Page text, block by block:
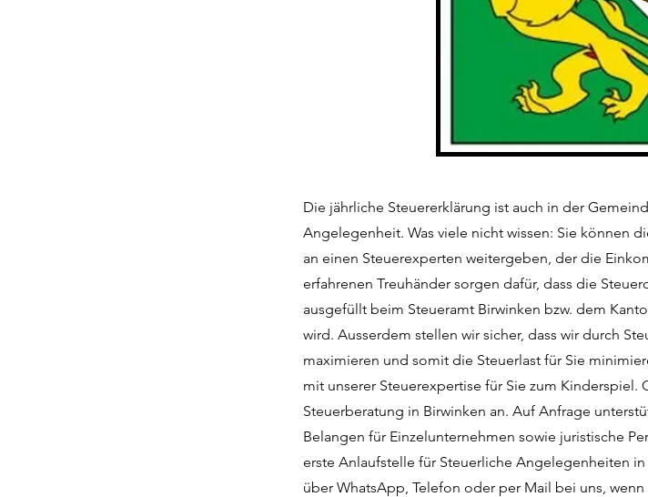
Die jährliche Steuererklärung ist auch in der
Angelegenheit. Was viele nicht wissen: Sie können
an einen Steuerexperten weitergeben, der die
erfahrenen Treuhänder sorgen dafür, dass die
ausgefüllt beim Steueramt Birwinken bzw. dem
wird. Ausserdem stellen wir sicher, dass wir durch
maximieren und somit die Steuerlast für Sie
mit unserer Steuerexpertise für Sie zum
Steuerberatung in Birwinken an. Auf Anfrage
Belangen für Einzelunternehmen sowie juristische
erste Anlaufstelle für Steuerliche Angelegenheiten
über WhatsApp, Telefon oder per Mail bei uns,